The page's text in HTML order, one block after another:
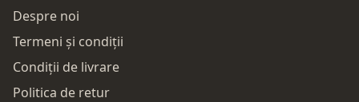
Despre noi
Termeni și condiții
Condiții de livrare
Politica de retur